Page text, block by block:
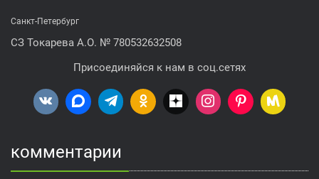
Санкт-Петербург
СЗ Токарева А.О. № 780532632508
Присоединяйся к нам в соц.сетях
комментарии